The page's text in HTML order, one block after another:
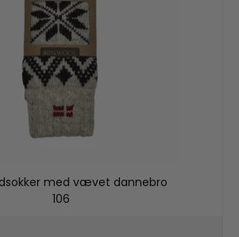
med vævet dannebro
106